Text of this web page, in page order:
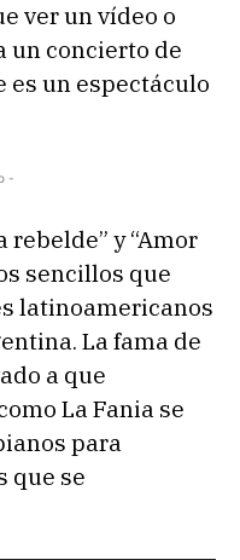
ver un vídeo o
un concierto de
es un espectáculo
-
rebelde” y “Amor
sencillos que
latinoamericanos
La fama de
a que
La Fania se
para
que se